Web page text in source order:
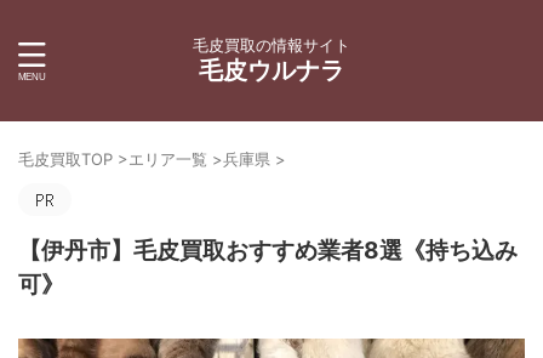
毛皮買取の情報サイト
毛皮ウルナラ
毛皮買取TOP >エリア一覧 >兵庫県 >
【伊丹市】毛皮買取おすすめ業者8選《持ち込み
可》